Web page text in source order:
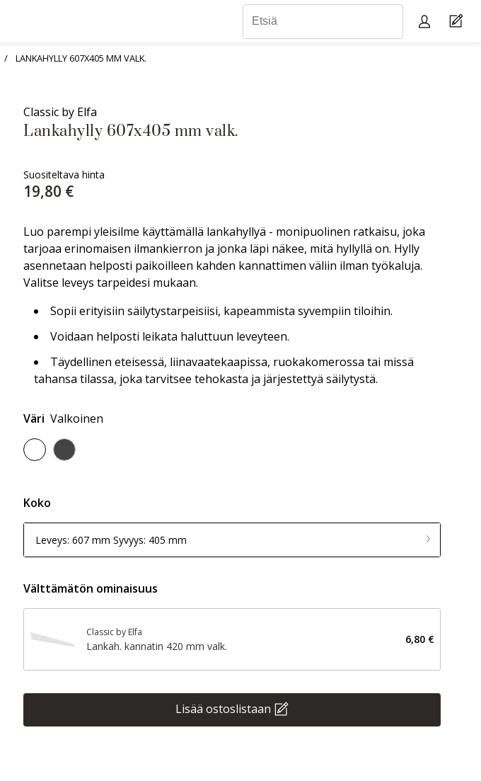
LANKAHYLLY 607X405 MM VALK.
Classic by Elfa
Lankahylly 607x405 mm valk.
Suositeltava hinta
19,80 €
Luo parempi yleisilme käyttämällä lankahyllyä - monipuolinen ratkaisu, joka
tarjoaa erinomaisen ilmankierron ja jonka läpi näkee, mitä hyllyllä on. Hylly
asennetaan helposti paikoilleen kahden kannattimen väliin ilman työkaluja.
Valitse leveys tarpeidesi mukaan.
Sopii erityisiin säilytystarpeisiisi, kapeammista syvempiin tiloihin.
Voidaan helposti leikata haluttuun leveyteen.
Täydellinen eteisessä, liinavaatekaapissa, ruokakomerossa tai missä
tahansa tilassa, joka tarvitsee tehokasta ja järjestettyä säilytystä.
Väri Valkoinen
Koko
Leveys: 607 mm Syvyys: 405 mm
Välttämätön ominaisuus
Classic by Elfa
Lankah. kannatin 420 mm valk.
6,80 €
Lisää ostoslistaan